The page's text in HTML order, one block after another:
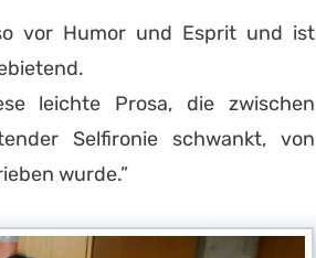
vor Humor und Esprit und ist
leichte Prosa, die zwischen
Selfironie schwankt, von
wurde.”